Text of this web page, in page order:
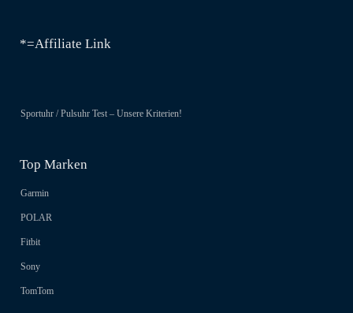
*=Affiliate Link
Sportuhr / Pulsuhr Test – Unsere Kriterien!
Top Marken
Garmin
POLAR
Fitbit
Sony
TomTom